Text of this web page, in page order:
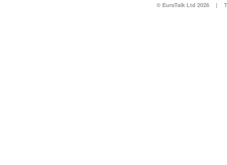
© EuroTalk Ltd 2026 |